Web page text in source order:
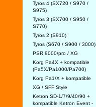
Tyros 4 (SX720 / S970 /
S975)
Tyros 3 (SX700 / S950 /
S770)
Tyros 2 (S910)
Tyros (S670 / S900 / 3000)
PSR 9000/pro / XG
Korg Pa4X + kompatible
(Pa5X/Pa1000/Pa700)
Korg Pa1/X + kompatible
XG / SFF Style
Ketron SD-1/7/9/40/90 +
kompatible Ketron Event -